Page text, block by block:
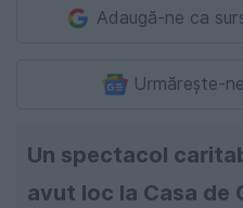
Adaugă-ne ca
Urmărește-
Un spectacol
avut loc la Casa de